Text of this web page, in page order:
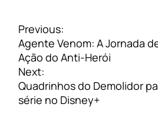
N
a
v
e
g
a
Previous:
Agente Venom: A Jornada
Ação do Anti-Herói
Next:
Quadrinhos do Demolidor
série no Disney+